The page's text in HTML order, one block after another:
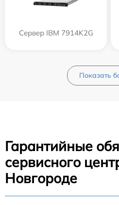
Сервер IBM 7914K2G
Показать
Гарантийные
сервисного
Новгороде